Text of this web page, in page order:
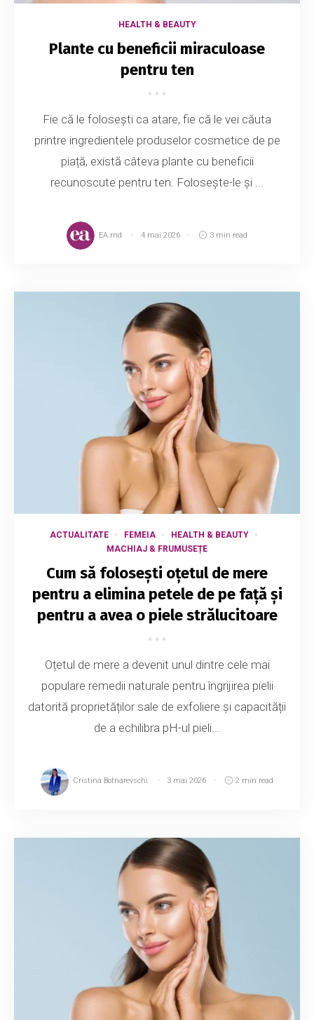
HEALTH & BEAUTY
Plante cu beneficii miraculoase
pentru ten
Fie că le folosești ca atare, fie că le vei căuta
printre ingredientele produselor cosmetice de pe
piață, există câteva plante cu beneficii
recunoscute pentru ten. Folosește-le și ...
EA.md 4 mai 2026 3 min read
ACTUALITATE FEMEIA
HEALTH & BEAUTY
MACHIAJ & FRUMUSEȚE
Cum să folosești oțetul de mere
pentru a elimina petele de pe față și
pentru a avea o piele strălucitoare
Oțetul de mere a devenit unul dintre cele mai
populare remedii naturale pentru îngrijirea pielii
datorită proprietăților sale de exfoliere și capacității
de a echilibra pH-ul pieli...
Cristina Botnarevschi 3 mai 2026 2 min read